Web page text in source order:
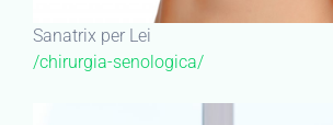
Sanatrix per Lei
/chirurgia-senologica/